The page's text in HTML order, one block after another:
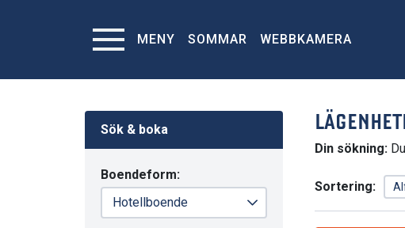
MENY SOMMAR
WEBBKAMERA
Din sökning:
Sortering:
Sök & boka
Boendeform: